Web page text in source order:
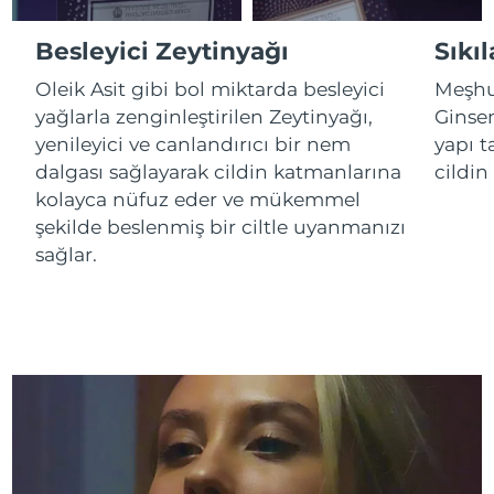
Besleyici Zeytinyağı
Oleik Asit gibi bol miktarda besleyici
yağlarla zenginleştirilen Zeytinyağı,
yenileyici ve canlandırıcı bir nem
dalgası sağlayarak cildin katmanlarına
kolayca nüfuz eder ve mükemmel
şekilde beslenmiş bir ciltle uyanmanızı
sağlar.
yapı
cildin
Çin Makao ÖİB Tahmini teslim tarihi 8/10/26
Malezya Tahmini teslim tarihi 8/11/26
Malta Tahmini teslim tarihi 8/8/26
Meksika Tahmini teslim tarihi
Monako
Tahmini teslim tarihi8/8/26
Tahmini teslim tarihi